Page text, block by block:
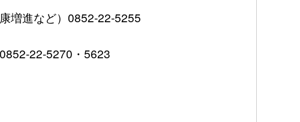
増進など）0852-22-5255
22-5270・5623